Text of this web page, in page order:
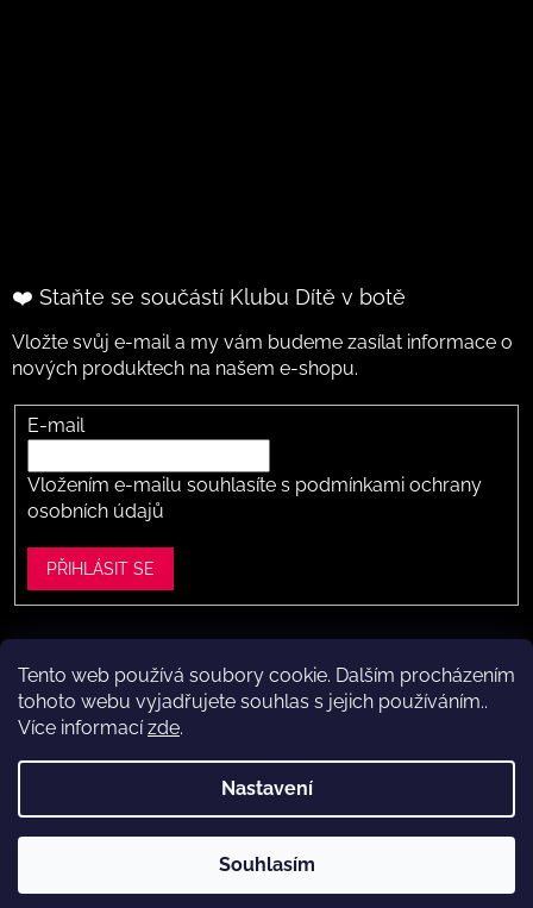
Tento web používá soubory cookie. Dalším procházením
tohoto webu vyjadřujete souhlas s jejich používáním..
Více informacízde.
Nastavení
Souhlasím
❤️ Staňte se součástí Klubu Dítě v botě
Vložte svůj e-mail a my vám budeme zasílat informace o
nových produktech na našem e-shopu.
E-mail
Vložením e-mailu souhlasíte s podmínkami ochrany
osobních údajů
PŘIHLÁSIT SE
Vytvořil Shoptet
ve Vestci (kousek za Prahou) – nožky změříme a poradíme s